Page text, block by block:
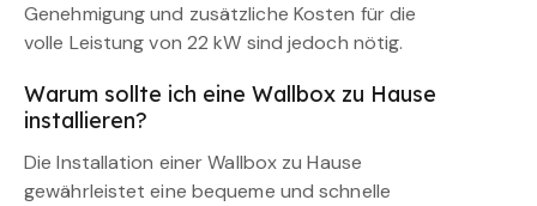
Genehmigung und zusätzliche Kosten für die
volle Leistung von 22 kW sind jedoch nötig.
Warum sollte ich eine Wallbox zu Hause
installieren?
Die Installation einer Wallbox zu Hause
gewährleistet eine bequeme und schnelle